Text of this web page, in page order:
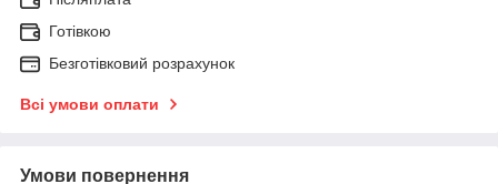
Готівкою
Безготівковий розрахунок
Всі умови оплати
Умови повернення